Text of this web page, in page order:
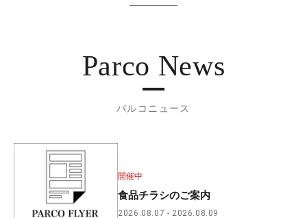
Parco News
パルコニュース
開催中
食品チラシのご案内
2026.08.07 2026.08.09